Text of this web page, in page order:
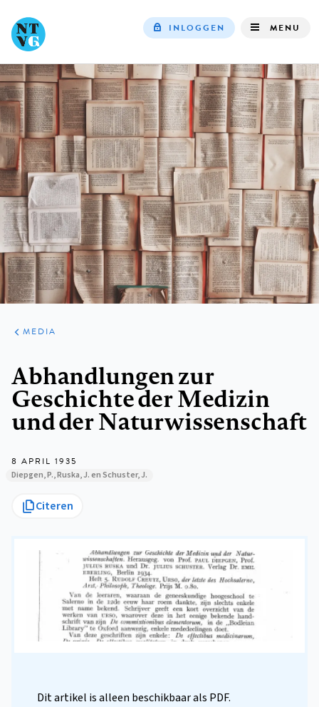
navigation
INLOGGEN MENU
ARTIKELEN
VARIA
MEDIA
Abhandlungen zur
Geschichte der Medizin
und der Naturwissenschaft
8 APRIL 1935
Diepgen, P., Ruska, J. en Schuster, J.
Citeren
Dit artikel is alleen beschikbaar als PDF.